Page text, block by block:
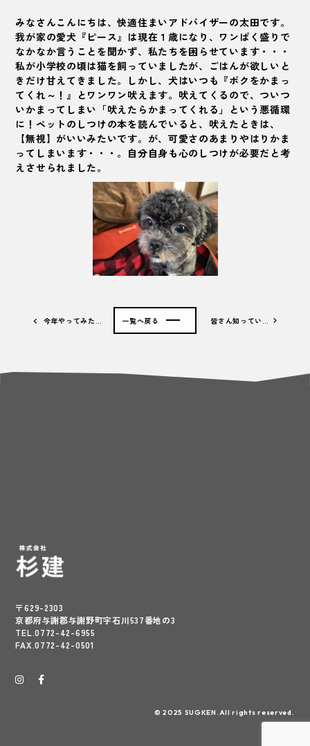
みなさんこんにちは、快適住まいアドバイザーの太田です。
我が家の愛犬『ピース』は現在１歳になり、ワンぱく盛りで
なかなか言うことを聞かず、私たちを困らせています・・・
私が小学校の頃は猫を飼っていましたが、ごはんが欲しいと
きだけ甘えてきました。しかし、犬はいつも『ボクをかまっ
てくれ～！』とワンワン吠えます。吠えてくるので、ついつ
いかまってしまい「吠えたらかまってくれる」という悪循環
に！ペットのしつけの本を読んでいると、吠えたときは、
【無視】がいいみたいです。が、可愛さのあまりやはりかま
ってしまいます・・・。自分自身も心のしつけが必要だと考
えさせられました。
今年やってみた… 皆さん知ってい…
一覧へ戻る
〒629-2303
京都府与謝郡与謝野町字石川537番地の3
TEL.0772-42-6955
FAX.0772-42-0501
© 2025 SUGKEN.All rights reserved.